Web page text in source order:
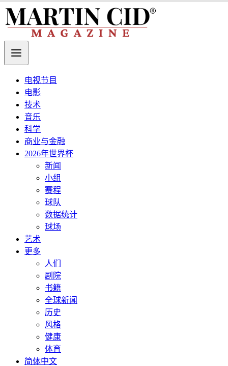
电视节目
电影
技术
音乐
科学
商业与金融
2026年世界杯
新闻
小组
赛程
球队
数据统计
球场
艺术
更多
人们
剧院
书籍
全球新闻
历史
风格
健康
体育
简体中文